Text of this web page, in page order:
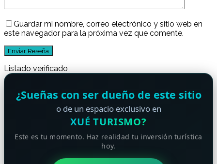
Guardar mi nombre, correo electrónico y sitio web en
este navegador para la próxima vez que comente.
Listado verificado
¿Sueñas con ser dueño de este sitio
o de un espacio exclusivo en
XUÉ TURISMO?
Este es tu momento. Haz realidad tu inversión turística
hoy.